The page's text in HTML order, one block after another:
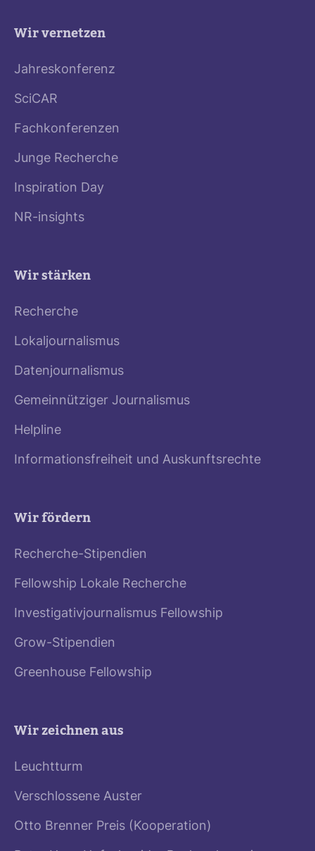
Wir vernetzen
Jahreskonferenz
SciCAR
Fachkonferenzen
Junge Recherche
Inspiration Day
NR-insights
Wir stärken
Recherche
Lokaljournalismus
Datenjournalismus
Gemeinnütziger Journalismus
Helpline
Informationsfreiheit und Auskunftsrechte
Wir fördern
Recherche-Stipendien
Fellowship Lokale Recherche
Investigativjournalismus Fellowship
Grow-Stipendien
Greenhouse Fellowship
Wir zeichnen aus
Leuchtturm
Verschlossene Auster
Otto Brenner Preis (Kooperation)